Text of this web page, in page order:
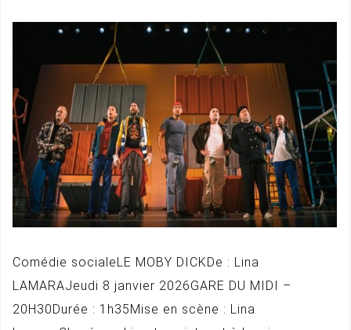
Comédie socialeLE MOBY DICKDe : Lina
LAMARAJeudi 8 janvier 2026GARE DU MIDI –
20H30Durée : 1h35Mise en scène : Lina